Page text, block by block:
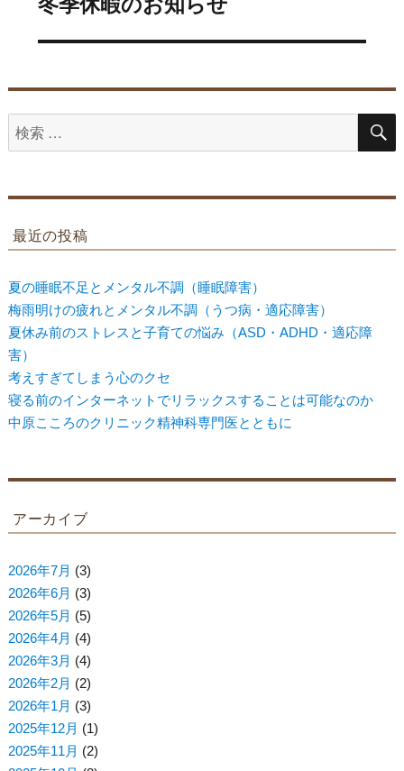
ョ
ン
投
検
最近の投稿
夏の睡眠不足とメンタル不調（睡眠障害）
梅雨明けの疲れとメンタル不調（うつ病・適応障害）
夏休み前のストレスと子育ての悩み（ASD・ADHD・適応障
害）
考えすぎてしまう心のクセ
寝る前のインターネットでリラックスすることは可能なのか
中原こころのクリニック精神科専門医とともに
アーカイブ
2026年7月 (3)
2026年6月 (3)
2026年5月 (5)
2026年4月 (4)
2026年3月 (4)
2026年2月 (2)
2026年1月 (3)
2025年12月 (1)
2025年11月 (2)